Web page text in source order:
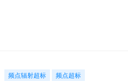
频点辐射超标 频点超标